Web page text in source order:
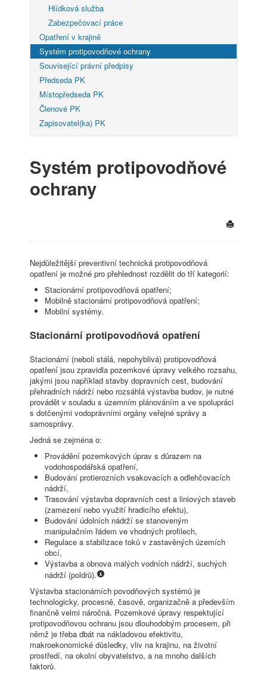
Hlídková služba
Zabezpečovací práce
Opatření v krajině
Systém protipovodňové ochrany
Související právní předpisy
Předseda PK
Místopředseda PK
Členové PK
Zapisovatel(ka) PK
Systém protipovodňové
ochrany
Nejdůležitější preventivní technická protipovodňová
opatření je možné pro přehlednost rozdělit do tří kategorií:
Stacionární protipovodňová opatření;
Mobilně stacionární protipovodňová opatření;
Mobilní systémy.
Stacionární protipovodňová opatření
Stacionární (neboli stálá, nepohyblivá) protipovodňová
opatření jsou zpravidla pozemkové úpravy velkého rozsahu,
jakými jsou například stavby dopravních cest, budování
přehradních nádrží nebo rozsáhlá výstavba budov, je nutné
provádět v souladu s územním plánováním a ve spolupráci
s dotčenými vodoprávními orgány veřejné správy a
samosprávy.
Jedná se zejména o:
Provádění pozemkových úprav s důrazem na
vodohospodářská opatření,
Budování protierozních vsakovacích a odlehčovacích
nádrží,
Trasování výstavba dopravních cest a liniových staveb
(zamezení nebo využití hradicího efektu),
Budování údolních nádrží se stanoveným
manipulačním řádem ve vhodných profilech,
Regulace a stabilizace toků v zastavěných územích
obcí,
Výstavba a obnova malých vodních nádrží, suchých
nádrží (poldrů).
Výstavba stacionárních povodňových systémů je
technologicky, procesně, časově, organizačně a především
finančně velmi náročná. Pozemkové úpravy respektující
protipovodňovou ochranu jsou dlouhodobým procesem, při
němž je třeba dbát na nákladovou efektivitu,
makroekonomické důsledky, vliv na krajinu, na životní
prostředí, na okolní obyvatelstvo, a na mnoho dalších
faktorů.